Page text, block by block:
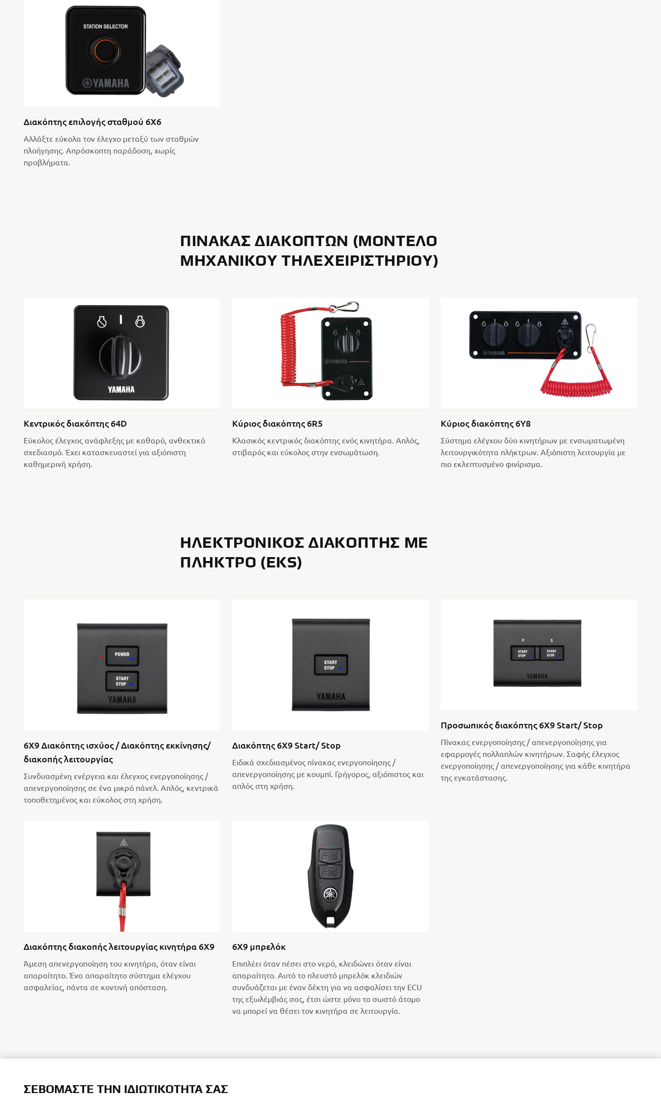
Διακόπτης επιλογής σταθμού 6X6
Αλλάξτε εύκολα τον έλεγχο μεταξύ των σταθμών
πλοήγησης. Απρόσκοπτη παράδοση, χωρίς
προβλήματα.
ΠΊΝΑΚΑΣ ΔΙΑΚΟΠΤΏΝ (ΜΟΝΤΈΛΟ
ΜΗΧΑΝΙΚΟΎ ΤΗΛΕΧΕΙΡΙΣΤΗΡΊΟΥ)
Κεντρικός διακόπτης 64D
Εύκολος έλεγχος ανάφλεξης με καθαρό, ανθεκτικό
σχεδιασμό. Έχει κατασκευαστεί για αξιόπιστη
καθημερινή χρήση.
Κύριος διακόπτης 6R5
Κλασικός κεντρικός διακόπτης ενός κινητήρα. Απλός,
στιβαρός και εύκολος στην ενσωμάτωση.
Κύριος διακόπτης 6Y8
Σύστημα ελέγχου δύο κινητήρων με ενσωματωμένη
λειτουργικότητα πλήκτρων. Αξιόπιστη λειτουργία με
πιο εκλεπτυσμένο φινίρισμα.
ΗΛΕΚΤΡΟΝΙΚΌΣ ΔΙΑΚΌΠΤΗΣ ΜΕ
ΠΛΉΚΤΡΟ (EKS)
6X9 Διακόπτης ισχύος / Διακόπτης εκκίνησης/
διακοπής λειτουργίας
Συνδυασμένη ενέργεια και έλεγχος ενεργοποίησης /
απενεργοποίησης σε ένα μικρό πάνελ. Απλός, κεντρικά
τοποθετημένος και εύκολος στη χρήση.
Διακόπτης 6X9 Start/ Stop
Ειδικά σχεδιασμένος πίνακας ενεργοποίησης /
απενεργοποίησης με κουμπί. Γρήγορος, αξιόπιστος και
απλός στη χρήση.
Προσωπικός διακόπτης 6X9 Start/ Stop
Πίνακας ενεργοποίησης / απενεργοποίησης για
εφαρμογές πολλαπλών κινητήρων. Σαφής έλεγχος
ενεργοποίησης / απενεργοποίησης για κάθε κινητήρα
της εγκατάστασης.
Διακόπτης διακοπής λειτουργίας κινητήρα 6X9
Άμεση απενεργοποίηση του κινητήρα, όταν είναι
απαραίτητο. Ένα απαραίτητο σύστημα ελέγχου
ασφαλείας, πάντα σε κοντινή απόσταση.
6X9 μπρελόκ
Επιπλέει όταν πέσει στο νερό, κλειδώνει όταν είναι
απαραίτητο. Αυτό το πλευστό μπρελόκ κλειδιών
συνδυάζεται με έναν δέκτη για να ασφαλίσει την ECU
της εξωλέμβιάς σας, έτσι ώστε μόνο το σωστό άτομο
να μπορεί να θέσει τον κινητήρα σε λειτουργία.
ΣΕΒΌΜΑΣΤΕ ΤΗΝ ΙΔΙΩΤΙΚΌΤΗΤΆ ΣΑΣ